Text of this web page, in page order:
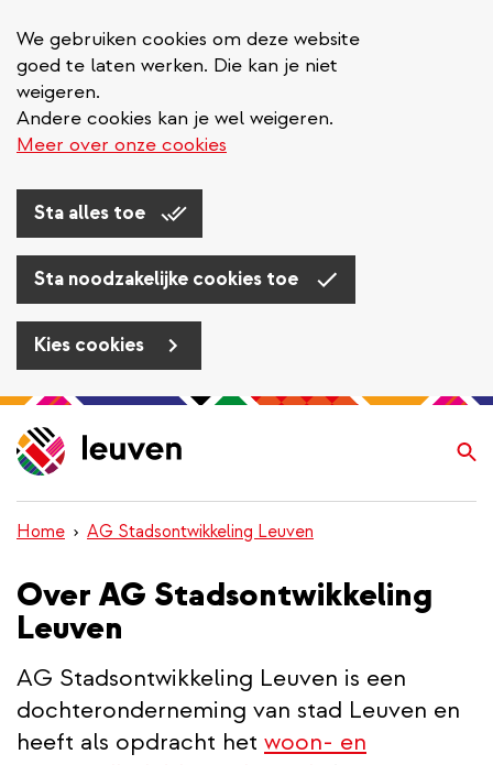
We gebruiken cookies om deze website
goed te laten werken. Die kan je niet
weigeren.
Andere cookies kan je wel weigeren.
Meer over onze cookies
Sta alles toe
Sta noodzakelijke cookies toe
Kies cookies
Overslaan
en
naar
inhoud
gaan
Home AG Stadsontwikkeling Leuven
Over AG Stadsontwikkeling
Leuven
AG Stadsontwikkeling Leuven is een
dochteronderneming van stad Leuven en
heeft als opdracht het woon- en